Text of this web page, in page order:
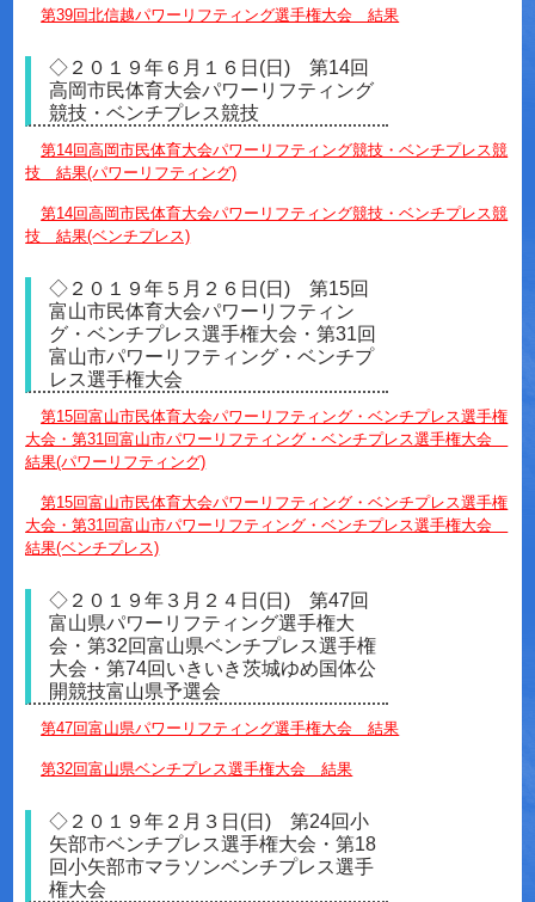
第39回北信越パワーリフティング選手権大会 結果
◇２０１９年６月１６日(日) 第14回
高岡市民体育大会パワーリフティング
競技・ベンチプレス競技
第14回高岡市民体育大会パワーリフティング競技・ベンチプレス競
技 結果(パワーリフティング)
第14回高岡市民体育大会パワーリフティング競技・ベンチプレス競
技 結果(ベンチプレス)
◇２０１９年５月２６日(日) 第15回
富山市民体育大会パワーリフティン
グ・ベンチプレス選手権大会・第31回
富山市パワーリフティング・ベンチプ
レス選手権大会
第15回富山市民体育大会パワーリフティング・ベンチプレス選手権
大会・第31回富山市パワーリフティング・ベンチプレス選手権大会
結果(パワーリフティング)
第15回富山市民体育大会パワーリフティング・ベンチプレス選手権
大会・第31回富山市パワーリフティング・ベンチプレス選手権大会
結果(ベンチプレス)
◇２０１９年３月２４日(日) 第47回
富山県パワーリフティング選手権大
会・第32回富山県ベンチプレス選手権
大会・第74回いきいき茨城ゆめ国体公
開競技富山県予選会
第47回富山県パワーリフティング選手権大会 結果
第32回富山県ベンチプレス選手権大会 結果
◇２０１９年２月３日(日) 第24回小
矢部市ベンチプレス選手権大会・第18
回小矢部市マラソンベンチプレス選手
権大会